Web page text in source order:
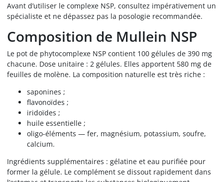
Avant d’utiliser le complexe NSP, consultez impérativement un
spécialiste et ne dépassez pas la posologie recommandée.
Composition de Mullein NSP
Le pot de phytocomplexe NSP contient 100 gélules de 390 mg
chacune. Dose unitaire : 2 gélules. Elles apportent 580 mg de
feuilles de molène. La composition naturelle est très riche :
saponines ;
flavonoïdes ;
iridoïdes ;
huile essentielle ;
oligo-éléments — fer, magnésium, potassium, soufre,
calcium.
Ingrédients supplémentaires : gélatine et eau purifiée pour
former la gélule. Le complément se dissout rapidement dans